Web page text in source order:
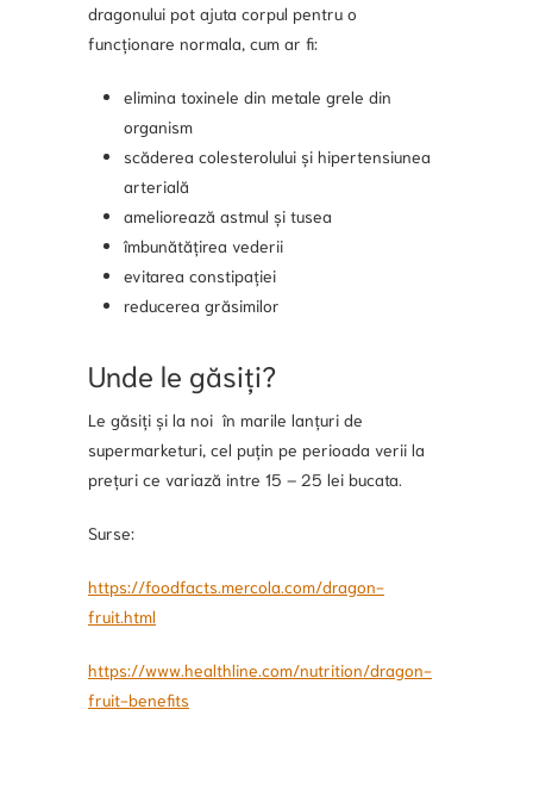
dragonului pot ajuta corpul pentru o
funcționare normala, cum ar fi:
elimina toxinele din metale grele din
organism
scăderea colesterolului și hipertensiunea
arterială
ameliorează astmul și tusea
îmbunătățirea vederii
evitarea constipației
reducerea grăsimilor
Unde le găsiți?
Le găsiți și la noi în marile lanțuri de
supermarketuri, cel puțin pe perioada verii la
prețuri ce variază intre 15 – 25 lei bucata.
Surse:
https://foodfacts.mercola.com/dragon-
fruit.html
https://www.healthline.com/nutrition/dragon-
fruit-benefits